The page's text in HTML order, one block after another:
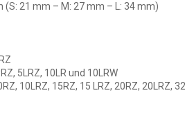
(S: 21 mm – M: 27 mm – L: 34 mm)
5LRZ, 10LR und 10LRW
10LRZ, 15RZ, 15 LRZ, 20RZ, 20LRZ,